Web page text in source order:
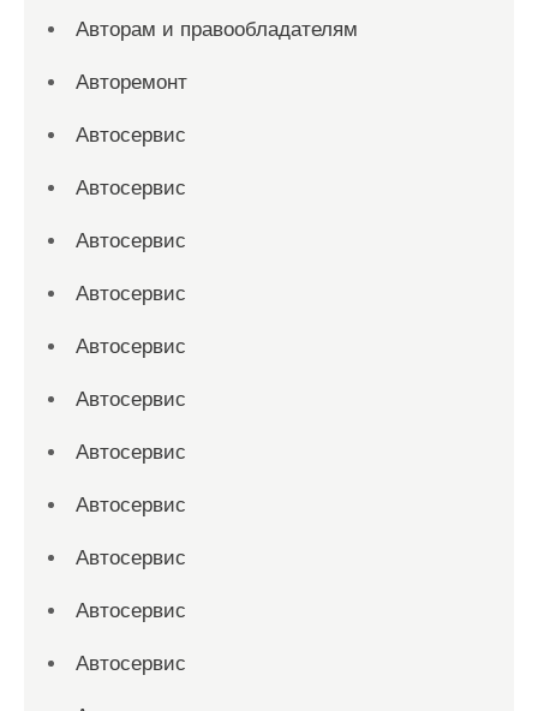
Авторам и правообладателям
Авторемонт
Автосервис
Автосервис
Автосервис
Автосервис
Автосервис
Автосервис
Автосервис
Автосервис
Автосервис
Автосервис
Автосервис